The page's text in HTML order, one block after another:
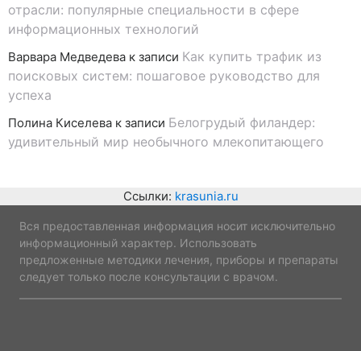
отрасли: популярные специальности в сфере
информационных технологий
Варвара Медведева к записи Как купить трафик из
поисковых систем: пошаговое руководство для
успеха
Полина Киселева к записи Белогрудый филандер:
удивительный мир необычного млекопитающего
Ссылки: krasunia.ru
Вся предоставленная информация носит исключительно
информационный характер. Использовать
предложенные методики лечения, приборы и препараты
следует только после консультации с врачом.